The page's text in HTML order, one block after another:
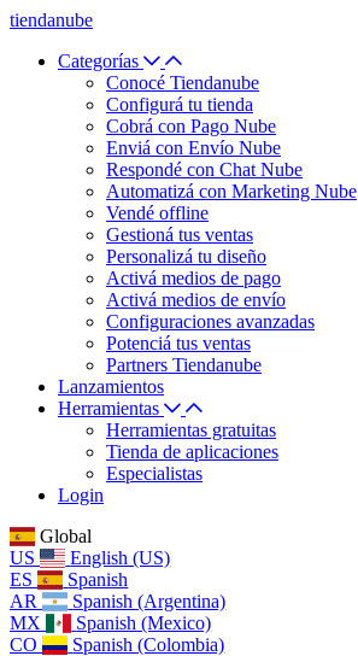
tiendanube
Categorías
Conocé Tiendanube
Configurá tu tienda
Cobrá con Pago Nube
Enviá con Envío Nube
Respondé con Chat Nube
Automatizá con Marketing Nube
Vendé offline
Gestioná tus ventas
Personalizá tu diseño
Activá medios de pago
Activá medios de envío
Configuraciones avanzadas
Potenciá tus ventas
Partners Tiendanube
Lanzamientos
Herramientas
Herramientas gratuitas
Tienda de aplicaciones
Especialistas
Login
Global
US
English (US)
ES
Spanish
AR
Spanish (Argentina)
MX
Spanish (Mexico)
CO
Spanish (Colombia)